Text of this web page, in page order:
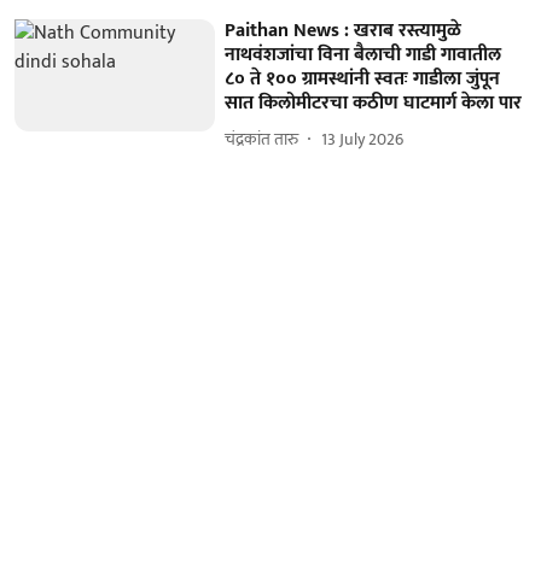
Paithan News : खराब रस्त्यामुळे
नाथवंशजांचा विना बैलाची गाडी गावातील
८० ते १०० ग्रामस्थांनी स्वतः गाडीला जुंपून
सात किलोमीटरचा कठीण घाटमार्ग केला पार
चंद्रकांत तारु 13 July 2026